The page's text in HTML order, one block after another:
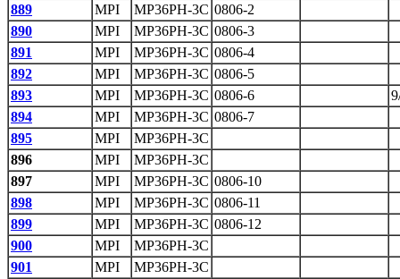
889
MPI MP36PH-3C 0806-2
890
MPI MP36PH-3C 0806-3
891
MPI MP36PH-3C 0806-4
892
MPI MP36PH-3C 0806-5
893
MPI MP36PH-3C 0806-6
894
MPI MP36PH-3C 0806-7
895
MPI
MP36PH-3C
896
MPI
MP36PH-3C
897
MPI MP36PH-3C 0806-10
898
MPI MP36PH-3C 0806-11
899
MPI MP36PH-3C 0806-12
900
MPI
MP36PH-3C
901
MPI
MP36PH-3C